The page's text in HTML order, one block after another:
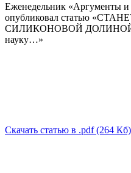
Еженедельник «Аргументы
опубликовал статью
СИЛИКОНОВОЙ ДОЛИНОЙ?
науку…»
Скачать статью в .pdf (264 Кб)